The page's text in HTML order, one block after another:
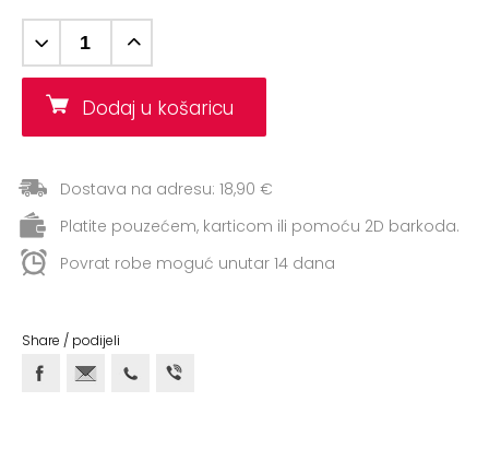
Remeni,
rukavice
ostalo
torbe
ruksaci
Razonoda
Dodaj u košaricu
Dostava na adresu: 18,90 €
Platite pouzećem, karticom ili pomoću 2D barkoda.
Povrat robe moguć unutar 14 dana
Share / podijeli